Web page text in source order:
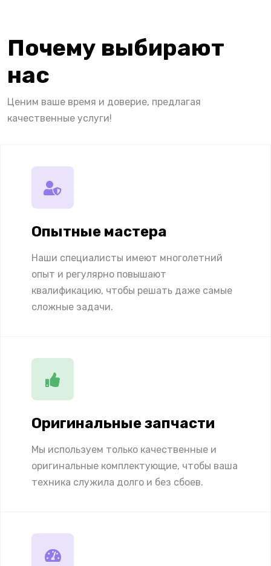
Почему выбирают
нас
Ценим ваше время и доверие, предлагая
качественные услуги!
Опытные мастера
Наши специалисты имеют многолетний
опыт и регулярно повышают
квалификацию, чтобы решать даже самые
сложные задачи.
Оригинальные запчасти
Мы используем только качественные и
оригинальные комплектующие, чтобы ваша
техника служила долго и без сбоев.